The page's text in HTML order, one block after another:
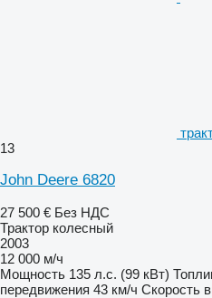
13
John Deere 6820
27 500 € Без НДС
Трактор колесный
2003
12 000 м/ч
Мощность 135 л.с. (99 кВт)
передвижения 43 км/ч Скорость